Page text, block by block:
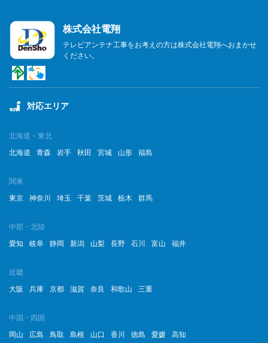
株式会社電翔
テレビアンテナ工事をお考えの方は株式会社電翔へおまかせ
ください。
対応エリア
北海道・東北
北海道
青森 岩手 秋田 宮城 山形 福島
関東
東京
神奈川 埼玉 千葉 茨城 栃木 群馬
中部・北陸
愛知
岐阜 静岡 新潟 山梨 長野 石川 富山 福井
近畿
大阪
兵庫 京都 滋賀 奈良 和歌山 三重
中国・四国
岡山
広島 鳥取 島根 山口 香川 徳島 愛媛 高知